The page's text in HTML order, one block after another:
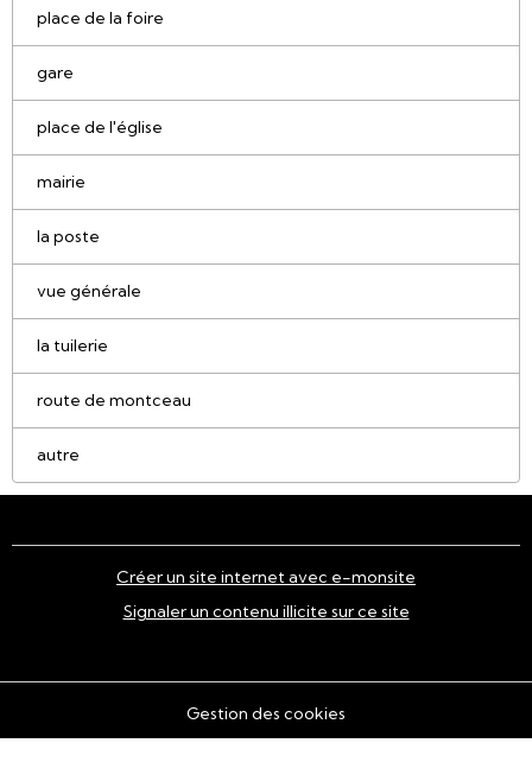
place de la foire
gare
place de l'église
mairie
la poste
vue générale
la tuilerie
route de montceau
autre
Créer un site internet avec e-monsite
Signaler un contenu illicite sur ce site
Gestion des cookies